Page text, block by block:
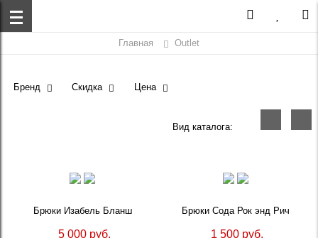
Главная Outlet
Бренд Скидка Цена
Вид каталога:
Брюки Изабель Бланш
5 000 руб.
Брюки Сода Рок энд Рич
1 500 руб.